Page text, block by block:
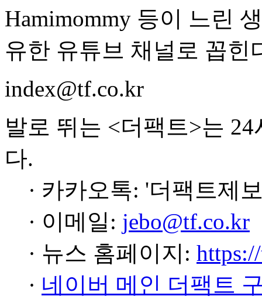
Hamimommy 등이 느린
유한 유튜브 채널로 꼽힌
index@tf.co.kr
발로 뛰는 <더팩트>는
다.
· 카카오톡: '더팩트제
· 이메일: jebo@tf.co.kr
· 뉴스 홈페이지:
· 네이버 메인 더팩트